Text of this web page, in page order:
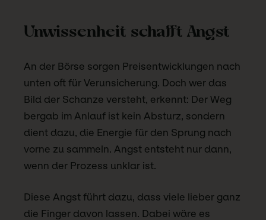
Unwissenheit schafft Angst
An der Börse sorgen Preisentwicklungen nach
unten oft für Verunsicherung. Doch wer das
Bild der Schanze versteht, erkennt: Der Weg
bergab im Anlauf ist kein Absturz, sondern
dient dazu, die Energie für den Sprung nach
vorne zu sammeln. Angst entsteht nur dann,
wenn der Prozess unklar ist.
Diese Angst führt dazu, dass viele lieber ganz
die Finger davon lassen. Dabei wäre es